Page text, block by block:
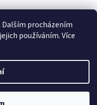
procházením
používáním. Více